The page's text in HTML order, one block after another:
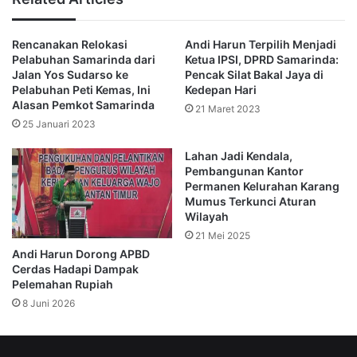
besar, dengan kontribusi dari Pemerintah Provinsi sebesar
Selain itu, Pemkot akan menambah anggaran untuk
melengkapi upaya penanggulangan banjir secara
menyeluruh.
“Pembagian tugas juga jelas, Dinas Sumber Daya Alam
(SDA) akan mengerjakan bagian tertentu, sedangkan
Badan Wilayah Sungai (BWS) fokus pada pengelolaan
sedimentasi di Waduk Benanga,” tambahnya.
Namun, tantangan besar dalam pelaksanaan proyek ini
adalah proses pembebasan lahan, terutama untuk
pembangunan kolam retensi dari Pampang menuju Sungai
Siring. Dari 15 hektare lahan yang dibutuhkan, baru sekitar
Rencanakan Relokasi
Pelabuhan Samarinda dari
Jalan Yos Sudarso ke
Pelabuhan Peti Kemas, Ini
Alasan Pemkot Samarinda
25 Januari 2023
Andi Harun Terpilih Menjadi
Ketua IPSI, DPRD Samarinda:
Pencak Silat Bakal Jaya di
Kedepan Hari
21 Maret 2023
Andi Harun Dorong APBD
Cerdas Hadapi Dampak
Pelemahan Rupiah
8 Juni 2026
Lahan Jadi Kendala,
Pembangunan Kantor
Permanen Kelurahan Karang
Mumus Terkunci Aturan
Wilayah
21 Mei 2025